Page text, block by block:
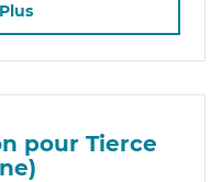
pour Tierce